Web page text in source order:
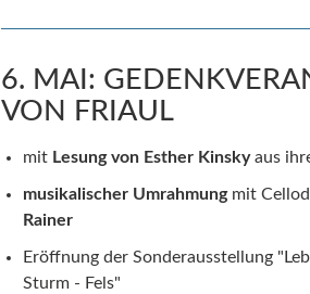
6. MAI:
VON FRIAUL
mit Lesung von Esther Kinskyaus
musikalischer Umrahmungmit
Rainer
Eröffnung der Sonderausstellung
Sturm - Fels"